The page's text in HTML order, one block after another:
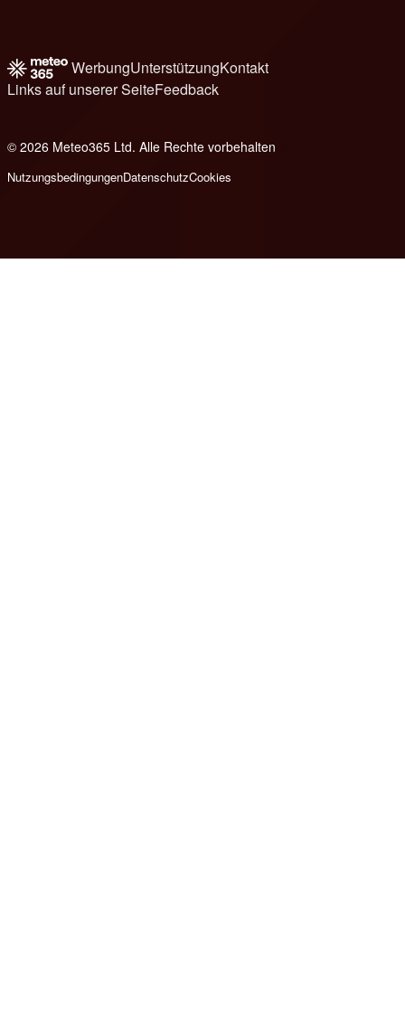
WerbungUnterstützungKontakt
Links auf unserer SeiteFeedback
© 2026 Meteo365 Ltd. Alle Rechte vorbehalten
NutzungsbedingungenDatenschutzCookies